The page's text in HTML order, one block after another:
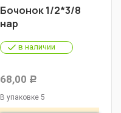
Бочонок 1/2*3/8
нар
в наличии
68,00 Р
В упаковке 5